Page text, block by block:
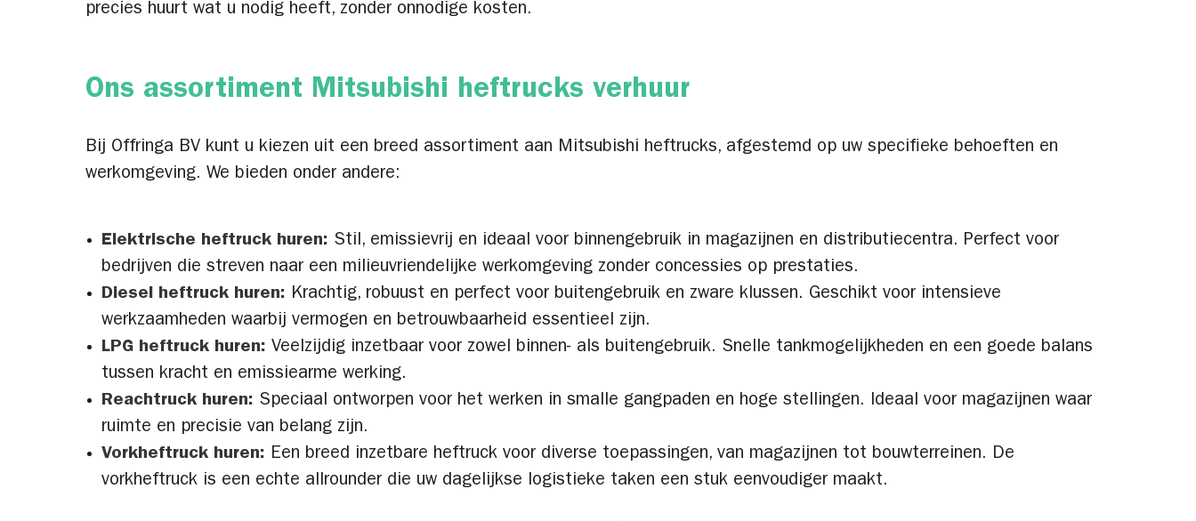
precies huurt wat u nodig heeft, zonder onnodige kosten.
Ons assortiment Mitsubishi heftrucks verhuur
Bij Offringa BV kunt u kiezen uit een breed assortiment aan Mitsubishi heftrucks, afgestemd op uw specifieke behoeften en
werkomgeving. We bieden onder andere:
Elektrische heftruck huren: Stil, emissievrij en ideaal voor binnengebruik in magazijnen en distributiecentra. Perfect voor
bedrijven die streven naar een milieuvriendelijke werkomgeving zonder concessies op prestaties.
Diesel heftruck huren: Krachtig, robuust en perfect voor buitengebruik en zware klussen. Geschikt voor intensieve
werkzaamheden waarbij vermogen en betrouwbaarheid essentieel zijn.
LPG heftruck huren: Veelzijdig inzetbaar voor zowel binnen- als buitengebruik. Snelle tankmogelijkheden en een goede balans
tussen kracht en emissiearme werking.
Reachtruck huren: Speciaal ontworpen voor het werken in smalle gangpaden en hoge stellingen. Ideaal voor magazijnen waar
ruimte en precisie van belang zijn.
Vorkheftruck huren: Een breed inzetbare heftruck voor diverse toepassingen, van magazijnen tot bouwterreinen. De
vorkheftruck is een echte allrounder die uw dagelijkse logistieke taken een stuk eenvoudiger maakt.